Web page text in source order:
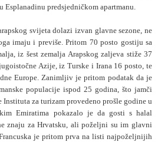
predsjedničkom apartmanu.
svijeta dolazi izvan glavne sezone, ne
imaju i previše. Pritom 70 posto gostiju sa
iz šest zemalja Arapskog zaljeva stiže 37
Azije, iz Turske i Irana 16 posto, te
Europe. Zanimljiv je pritom podatak da je
populacije ispod 25 godina, što jamči
za turizam provedeno prošle godine u
Emiratima pokazalo je da gosti s halal
znaju za Hrvatsku, ali poželjni su im glavni
je pritom prva na listi najpoželjnijih